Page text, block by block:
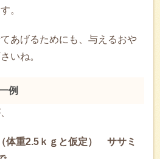
。
あげるためにも、与えるおや
いね。
例
体重2.5ｋｇと仮定） ササミ